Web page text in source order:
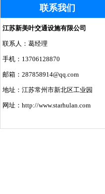
联系我们
江苏新美叶交通设施有限公司
联系人：葛经理
手机：13706128870
邮箱：287858914@qq.com
地址：江苏常州市新北区工业园
网址：http://www.starhulan.com